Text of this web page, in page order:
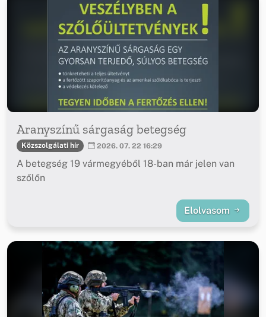
Aranyszínű sárgaság betegség
Közszolgálati hír 2026. 07. 22 16:29
A betegség 19 vármegyéből 18-ban már jelen van
szőlőn
Elolvasom